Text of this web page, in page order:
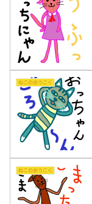
ねこのおうこく
ねこのおうこく